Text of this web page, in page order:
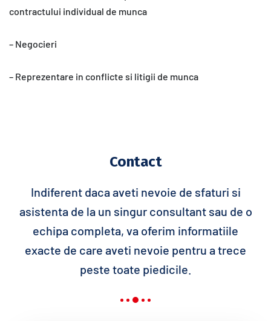
contractului individual de munca
– Negocieri
– Reprezentare in conflicte si litigii de munca
Contact
Indiferent daca aveti nevoie de sfaturi si
asistenta de la un singur consultant sau de o
echipa completa, va oferim informatiile
exacte de care aveti nevoie pentru a trece
peste toate piedicile.